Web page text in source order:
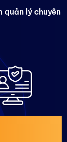
quản lý chuyên